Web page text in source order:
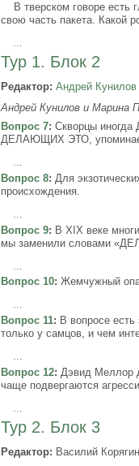
В тверском говоре есть
свою часть пакета. Какой
...
Тур 1. Блок 2
Редактор: Андрей Кунилов
Андрей Кунилов и Марина
Вопрос 7: Скворцы
ДЕЛАЮЩИХ ЭТО,
Вопрос 8: Для
происхождения.
Вопрос 9: В XIX веке
мы заменили словами
Вопрос 10: Жемчужный
...
Вопрос 11: В вопросе
только у самцов, и чем
...
Вопрос 12: Дэвид Меллор
чаще подвергаются
...
Тур 2. Блок 3
Редактор: Василий